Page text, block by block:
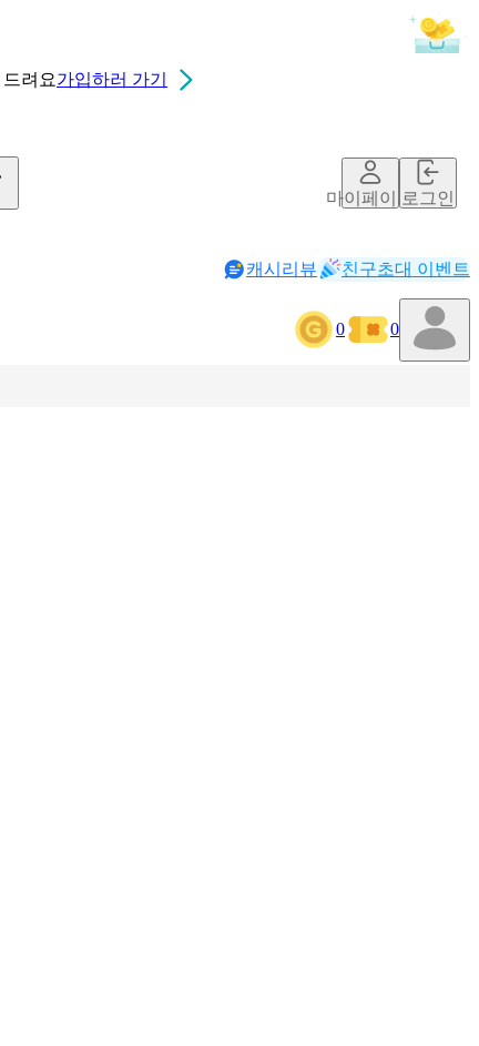
드려요가입하러 가기
마이페이지로그인
캐시리뷰 친구초대 이벤트
0 0